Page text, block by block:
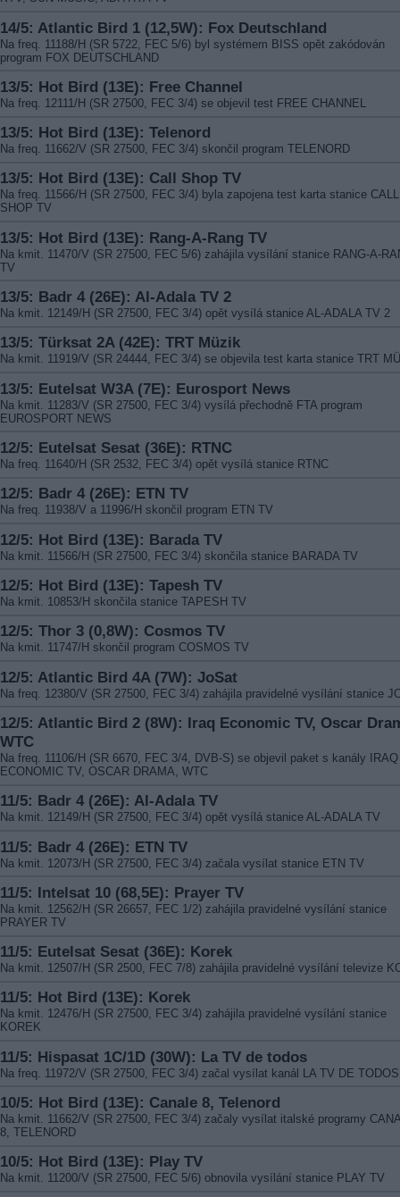
14/5: Atlantic Bird 1 (12,5W): Fox Deutschland
Na freq. 11188/H (SR 5722, FEC 5/6) byl systémem BISS opět zakódován
program FOX DEUTSCHLAND
13/5: Hot Bird (13E): Free Channel
Na freq. 12111/H (SR 27500, FEC 3/4) se objevil test FREE CHANNEL
13/5: Hot Bird (13E): Telenord
Na freq. 11662/V (SR 27500, FEC 3/4) skončil program TELENORD
13/5: Hot Bird (13E): Call Shop TV
Na freq. 11566/H (SR 27500, FEC 3/4) byla zapojena test karta stanice CALL
SHOP TV
13/5: Hot Bird (13E): Rang-A-Rang TV
Na kmit. 11470/V (SR 27500, FEC 5/6) zahájila vysílání stanice RANG-A-
TV
13/5: Badr 4 (26E): Al-Adala TV 2
Na kmit. 12149/H (SR 27500, FEC 3/4) opět vysílá stanice AL-ADALA TV 2
13/5: Türksat 2A (42E): TRT Müzik
Na kmit. 11919/V (SR 24444, FEC 3/4) se objevila test karta stanice TRT
13/5: Eutelsat W3A (7E): Eurosport News
Na kmit. 11283/V (SR 27500, FEC 3/4) vysílá přechodně FTA program
EUROSPORT NEWS
12/5: Eutelsat Sesat (36E): RTNC
Na freq. 11640/H (SR 2532, FEC 3/4) opět vysílá stanice RTNC
12/5: Badr 4 (26E): ETN TV
Na freq. 11938/V a 11996/H skončil program ETN TV
12/5: Hot Bird (13E): Barada TV
Na kmit. 11566/H (SR 27500, FEC 3/4) skončila stanice BARADA TV
12/5: Hot Bird (13E): Tapesh TV
Na kmit. 10853/H skončila stanice TAPESH TV
12/5: Thor 3 (0,8W): Cosmos TV
Na kmit. 11747/H skončil program COSMOS TV
12/5: Atlantic Bird 4A (7W): JoSat
Na freq. 12380/V (SR 27500, FEC 3/4) zahájila pravidelné vysílání stanice
12/5: Atlantic Bird 2 (8W): Iraq Economic TV, Oscar
WTC
Na freq. 11106/H (SR 6670, FEC 3/4, DVB-S) se objevil paket s kanály IRAQ
ECONOMIC TV, OSCAR DRAMA, WTC
11/5: Badr 4 (26E): Al-Adala TV
Na kmit. 12149/H (SR 27500, FEC 3/4) opět vysílá stanice AL-ADALA TV
11/5: Badr 4 (26E): ETN TV
Na kmit. 12073/H (SR 27500, FEC 3/4) začala vysílat stanice ETN TV
11/5: Intelsat 10 (68,5E): Prayer TV
Na kmit. 12562/H (SR 26657, FEC 1/2) zahájila pravidelné vysílání stanice
PRAYER TV
11/5: Eutelsat Sesat (36E): Korek
Na kmit. 12507/H (SR 2500, FEC 7/8) zahájila pravidelné vysílání televize
11/5: Hot Bird (13E): Korek
Na kmit. 12476/H (SR 27500, FEC 3/4) zahájila pravidelné vysílání stanice
KOREK
11/5: Hispasat 1C/1D (30W): La TV de todos
Na freq. 11972/V (SR 27500, FEC 3/4) začal vysílat kanál LA TV DE TODOS
10/5: Hot Bird (13E): Canale 8, Telenord
Na kmit. 11662/V (SR 27500, FEC 3/4) začaly vysílat italské programy
8, TELENORD
10/5: Hot Bird (13E): Play TV
Na kmit. 11200/V (SR 27500, FEC 5/6) obnovila vysílání stanice PLAY TV